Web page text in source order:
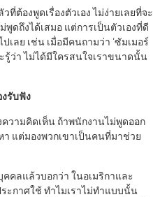
ที่ต้องพูดเรื่องตัวเอง ไม่ง่ายเลยที่จะ
ดถึงได้เสมอ แต่การเป็นตัวเองที่ดี
ลย เช่น เมื่อมีคนถามว่า ‘ซัมเมอร์
ว่า ไม่ได้มีใครสนใจเราขนาดนั้น
รับฟัง
วามคิดเห็น ถ้าพนักงานไม่พูดออก
แต่มองพวกเขาเป็นคนที่มาช่วย
คคลแล้วบอกว่า ในอเมริกาและ
ะกาศใช้ ทำไมเราไม่ทำแบบนั้น